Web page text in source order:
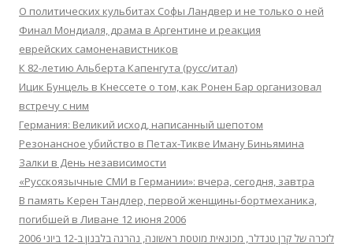
О политических кульбитах Софы Ландвер и не только о ней
Финал Мондиаля, драма в Аргентине и реакция
еврейских самоненавистников
К 82-летию Альберта Капенгута (русс/итал)
Ицик Бунцель в Кнессете о том, как Ронен Бар организовал
встречу с ним
Германия: Великий исход, написанный шепотом
Резонансное убийство в Петах-Тикве Иману Биньямина
Залки в День независимости
«Русскоязычные СМИ в Германии»: вчера, сегодня, завтра
В память Керен Тандлер, первой женщины-бортмеханика,
погибшей в Ливане 12 июня 2006
לזכרה של קרן טנדלר, מכונאית מוטסת ראשונה, נהרגה בלבנון ב-12 ביוני 2006